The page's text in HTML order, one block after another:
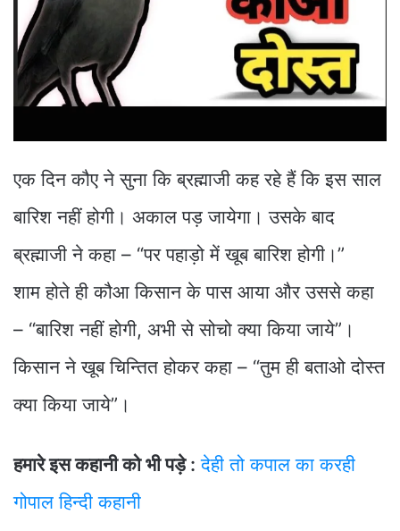
एक दिन कौए ने सुना कि ब्रह्माजी कह रहे हैं कि इस साल
बारिश नहीं होगी। अकाल पड़ जायेगा। उसके बाद
ब्रह्माजी ने कहा – “पर पहाड़ो में खूब बारिश होगी।”
शाम होते ही कौआ किसान के पास आया और उससे कहा
– “बारिश नहीं होगी, अभी से सोचो क्या किया जाये”।
किसान ने खूब चिन्तित होकर कहा – “तुम ही बताओ दोस्त
क्या किया जाये”।
हमारे इस कहानी को भी पड़े : देही तो कपाल का करही
गोपाल हिन्दी कहानी